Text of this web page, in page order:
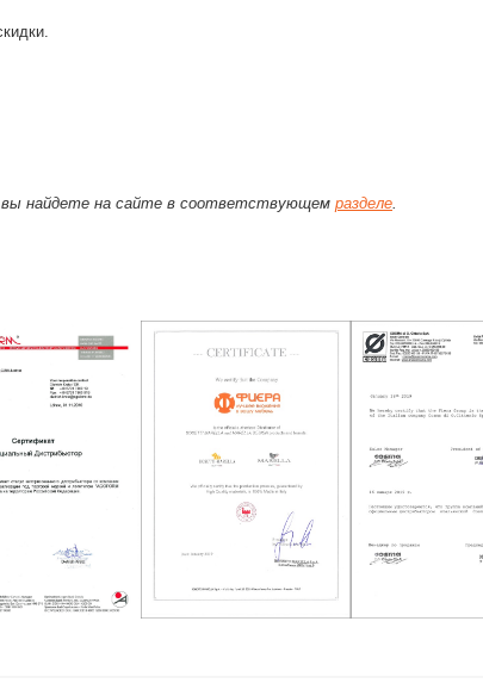
вы найдете на сайте в соответствующем разделе.